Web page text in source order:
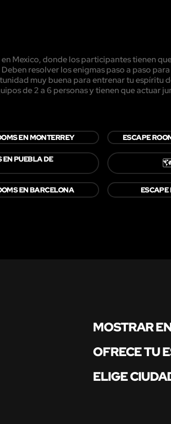
Mexico, donde los participantes tienen
resolver los enigmas paso a paso
muy buena para entrenar tu espíritu
de 2 a 6 personas y tienen que actuar
EN MONTERREY ESCAPE
EN PUEBLA DE
EN BARCELONA ESCAPE
MOSTRAR
OFRECE TU
ELIGE